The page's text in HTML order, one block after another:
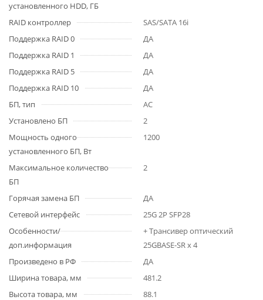
установленного HDD, ГБ
RAID контроллер
SAS/SATA 16i
Поддержка RAID 0
ДА
Поддержка RAID 1
ДА
Поддержка RAID 5
ДА
Поддержка RAID 10
ДА
БП, тип
AC
Установлено БП
2
Мощность одного
установленного БП, Вт
1200
Максимальное количество
БП
2
Горячая замена БП
ДА
Сетевой интерфейс
25G 2P SFP28
Особенности/
доп.информация
+ Трансивер оптический
25GBASE-SR x 4
Произведено в РФ
ДА
Ширина товара, мм
481.2
Высота товара, мм
88.1